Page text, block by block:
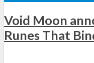
Void Moon
Runes That